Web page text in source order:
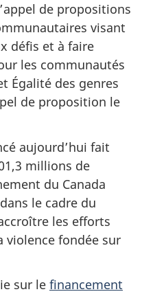
de propositions
visant
défis et à faire
les communautés
Égalité des genres
de proposition le
aujourd’hui fait
millions de
du Canada
le cadre du
les efforts
violence fondée sur
sur le financement